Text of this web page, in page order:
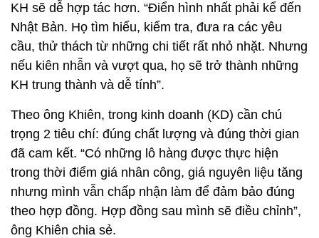
KH sẽ dễ hợp tác hơn. “Điển hình nhất phải kể đến
Nhật Bản. Họ tìm hiểu, kiểm tra, đưa ra các yêu
cầu, thử thách từ những chi tiết rất nhỏ nhặt. Nhưng
nếu kiên nhẫn và vượt qua, họ sẽ trở thành những
KH trung thành và dễ tính”.
Theo ông Khiên, trong kinh doanh (KD) cần chú
trọng 2 tiêu chí: đúng chất lượng và đúng thời gian
đã cam kết. “Có những lô hàng được thực hiện
trong thời điểm giá nhân công, giá nguyên liệu tăng
nhưng mình vẫn chấp nhận làm để đảm bảo đúng
theo hợp đồng. Hợp đồng sau mình sẽ điều chỉnh”,
ông Khiên chia sẻ.